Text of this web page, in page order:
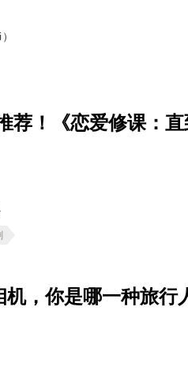
荐！《恋爱修课：
机，你是哪一种旅